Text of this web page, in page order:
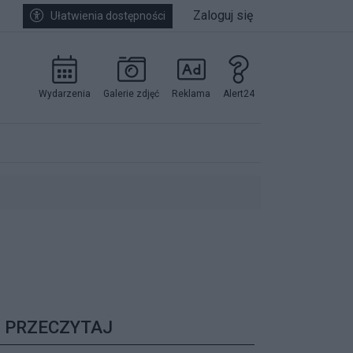
Ułatwienia dostępności Zaloguj się
Wydarzenia Galerie zdjęć Reklama Alert24
PRZECZYTAJ